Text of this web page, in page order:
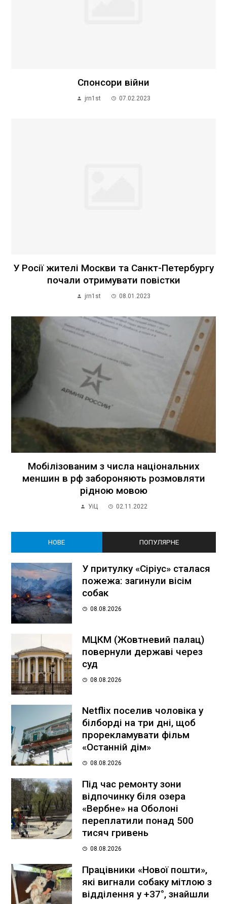
Спонсори війни
jrn1st 07.02.2023
У Росії жителі Москви та Санкт-Петербургу
почали отримувати повістки
jrn1st 08.01.2023
Мобілізованим з числа національних
меншин в рф забороняють розмовляти
рідною мовою
УіЦ 02.11.2022
НОВЕ ПОПУЛЯРНЕ
У притулку «Сіріус» сталася
пожежа: загинули вісім
собак
08.08.2026
МЦКМ (Жовтневий палац)
повернули державі через
суд
08.08.2026
Netflix поселив чоловіка у
білборді на три дні, щоб
прорекламувати фільм
«Останній дім»
08.08.2026
Під час ремонту зони
відпочинку біля озера
«Вербне» на Оболоні
переплатили понад 500
тисяч гривень
08.08.2026
Працівники «Нової пошти»,
які вигнали собаку мітлою з
відділення у +37°, знайшли